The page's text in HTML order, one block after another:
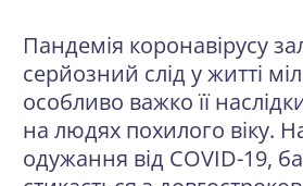
Пандемія коронавірусу
серйозний слід у житті
особливо важко її
на людях похилого віку.
одужання від COVID-19,